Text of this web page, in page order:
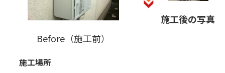
Before（施工前）
施工後の写真
施工場所